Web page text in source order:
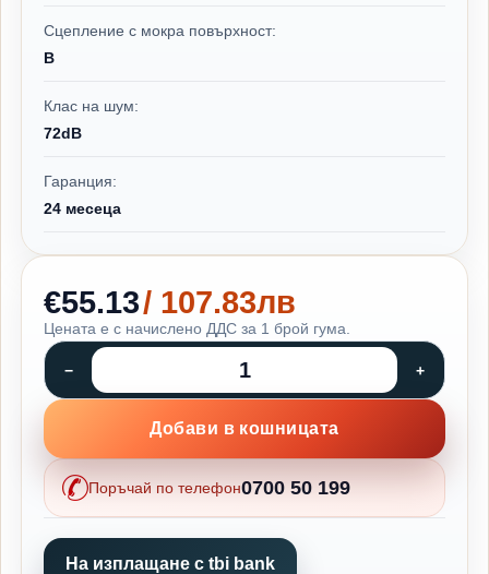
Сцепление с мокра повърхност:
B
Клас на шум:
72dB
Гаранция:
24 месеца
€55.13/ 107.83лв
Цената е с начислено ДДС за 1 брой гума.
Добави в кошницата
Поръчай по телефон0700 50 199
На изплащане с tbi bank